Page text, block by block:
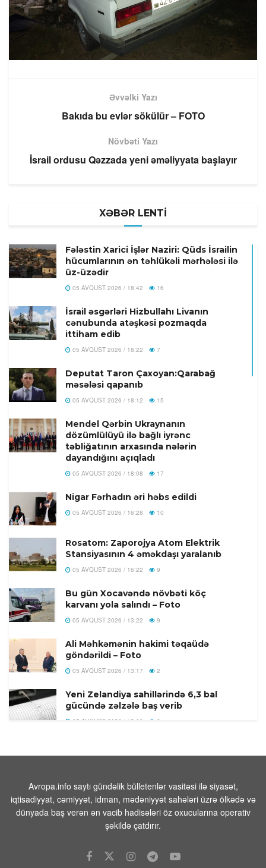
Əvvəlki Yazı
Bakıda bu evlər sökülür – FOTO
Növbəti Yazı
İsrail ordusu Qəzzada yeni əməliyyata başlayır
XƏBƏR LENTİ
Fələstin Xarici İşlər Naziri: Qüds İsrailin
hücumlarının ən təhlükəli mərhələsi ilə
üz-üzədir
05 AVQUST 2026 / 18:42 16
İsrail əsgərləri Hizbullahı Livanın
cənubunda atəşkəsi pozmaqda
ittiham edib
05 AVQUST 2026 / 18:22 7
Deputat Taron Çaxoyan:Qarabağ
məsələsi qapanıb
05 AVQUST 2026 / 18:12 15
Mendel Qərbin Ukraynanın
dözümlülüyü ilə bağlı iyrənc
təbliğatının arxasında nələrin
dayandığını açıqladı
05 AVQUST 2026 / 18:08 17
Nigar Fərhadın əri həbs edildi
05 AVQUST 2026 / 16:28 10
Rosatom: Zaporojya Atom Elektrik
Stansiyasının 4 əməkdaşı yaralanıb
05 AVQUST 2026 / 16:22 9
Bu gün Xocavəndə növbəti köç
karvanı yola salındı – Foto
05 AVQUST 2026 / 13:22 9
Ali Məhkəmənin hakimi təqaüdə
göndərildi – Foto
05 AVQUST 2026 / 13:17 2
Yeni Zelandiya sahillərində 6,3 bal
gücündə zəlzələ baş verib
05 AVQUST 2026 / 13:00 6
dəyişməsi Zelenski üçün hökumət
05 AVQUST 2026 / 12:48 18
Zelenski Kiyev bölgəsinə edilən
hücumlarda ölənlərin sayının 17-yə
yüksəldiyini açıqlayıb
Avropa.info saytı gündəlik bülletenlər vasitəsi ilə siyasət,
iqtisadiyyat, cəmiyyət, idman, mədəniyyət sahələri üzrə ölkədə və
dünyada baş verən ən vacib hadisələri öz oxucularına operativ
şəkildə çatdırır.